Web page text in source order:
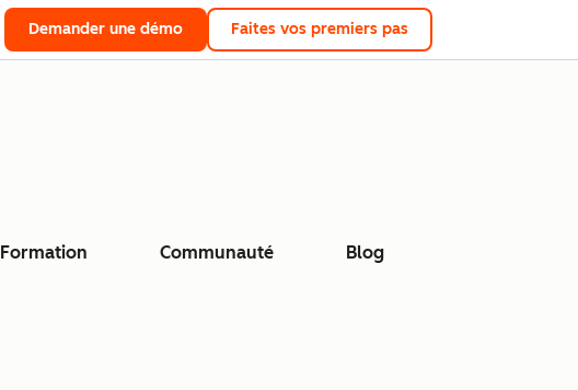
Demander une démo Faites vos premiers pas
Formation Communauté Blog